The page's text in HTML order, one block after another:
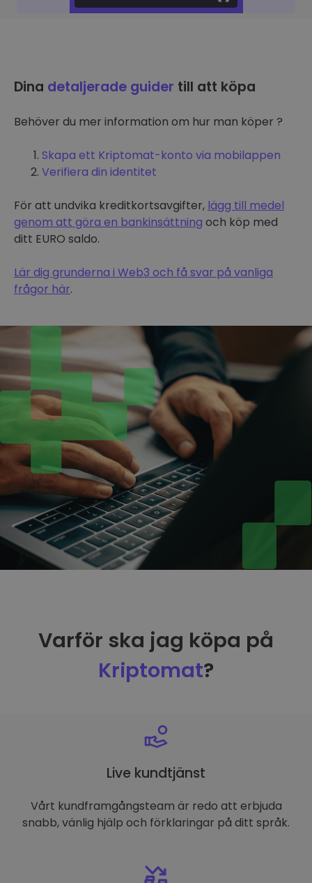
Dina detaljerade guider till att köpa
Behöver du mer information om hur man köper ?
Skapa ett Kriptomat-konto via mobilappen
Verifiera din identitet
För att undvika kreditkortsavgifter, lägg till medel
genom att göra en bankinsättning och köp med
ditt EURO saldo.
Lär dig grunderna i Web3 och få svar på vanliga
frågor här.
Varför ska jag köpa på
Kriptomat?
Live kundtjänst
Vårt kundframgångsteam är redo att erbjuda
snabb, vänlig hjälp och förklaringar på ditt språk.